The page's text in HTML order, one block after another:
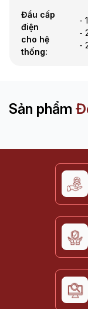
Đầu cấp
điện
cho hệ
thống:
-
-
-
Sản phẩm